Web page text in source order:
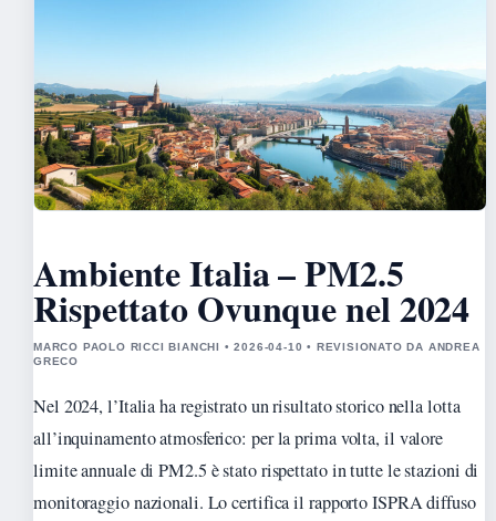
Ambiente Italia – PM2.5
Rispettato Ovunque nel 2024
MARCO PAOLO RICCI BIANCHI • 2026-04-10 • REVISIONATO DA ANDREA
GRECO
Nel 2024, l’Italia ha registrato un risultato storico nella lotta
all’inquinamento atmosferico: per la prima volta, il valore
limite annuale di PM2.5 è stato rispettato in tutte le stazioni di
monitoraggio nazionali. Lo certifica il rapporto ISPRA diffuso